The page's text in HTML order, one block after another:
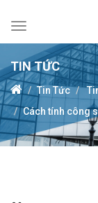
Toggle
navigation
TIN TỨC
Tin Tức
Cách tính công